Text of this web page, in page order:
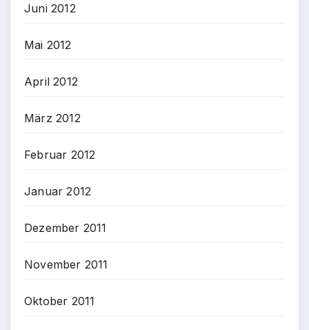
Juni 2012
Mai 2012
April 2012
März 2012
Februar 2012
Januar 2012
Dezember 2011
November 2011
Oktober 2011